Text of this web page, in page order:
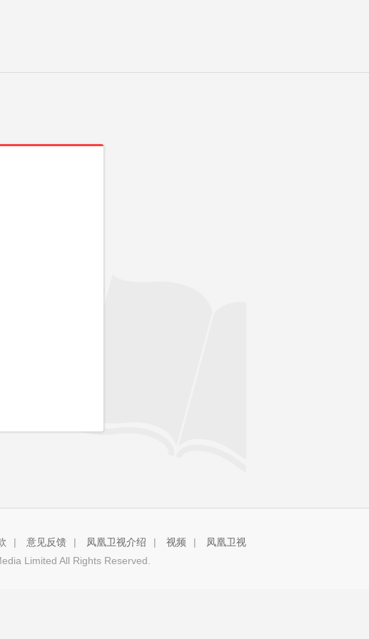
| 意见反馈 | 凤凰卫视介绍 | 视频 |
凤凰卫视
Limited All Rights Reserved.